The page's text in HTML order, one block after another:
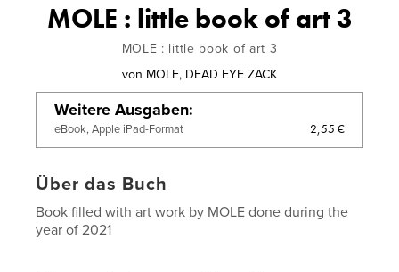
MOLE : little book of art 3
MOLE : little book of art 3
von MOLE, DEAD EYE ZACK
Weitere Ausgaben
eBook, Apple iPad-Format 2,55 €
Über das Buch
Book filled with art work by MOLE done during the
year of 2021